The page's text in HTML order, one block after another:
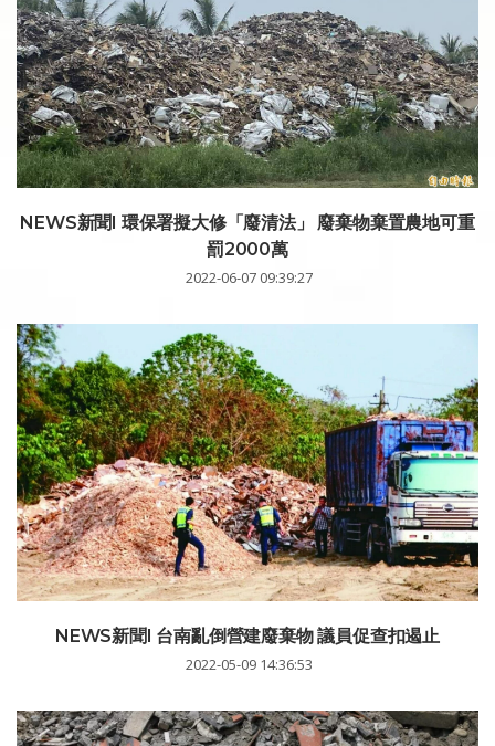
NEWS新聞I 環保署擬大修「廢清法」 廢棄物棄置農地可重
罰2000萬
2022-06-07 09:39:27
NEWS新聞I 台南亂倒營建廢棄物 議員促查扣遏止
2022-05-09 14:36:53